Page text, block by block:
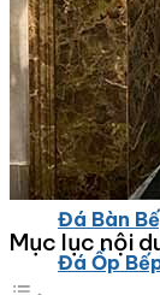
Tranh Đá
Tranh Đá
Đá Nội
Chậu
Mặt Bàn
Đá Bàn
Đá Ốp
Mục lục nội